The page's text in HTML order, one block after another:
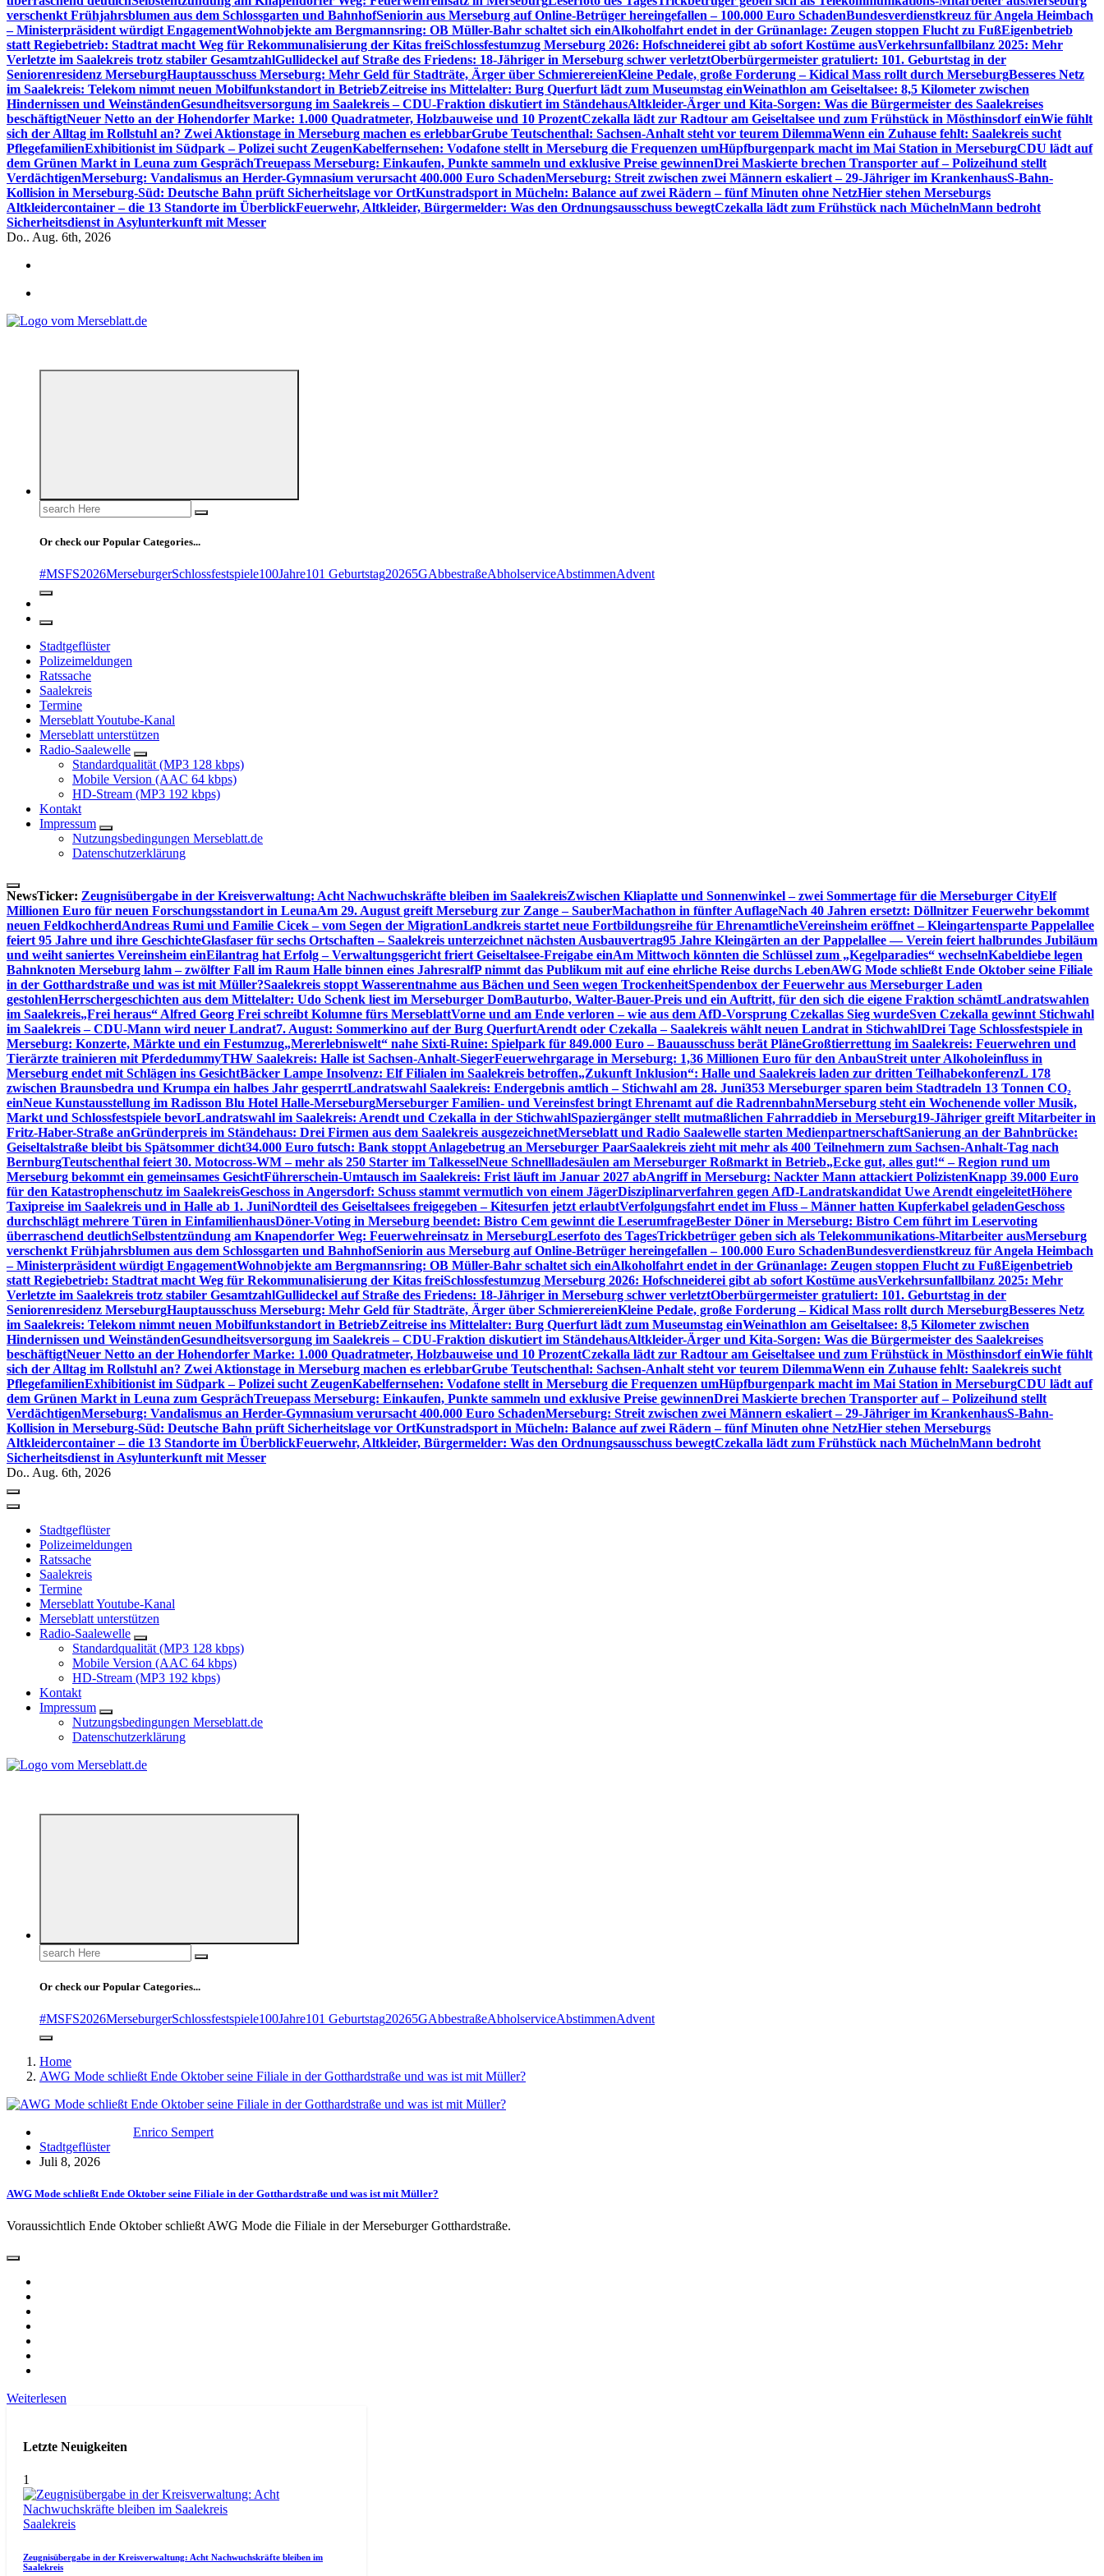
verschenkt Frühjahrsblumen aus dem Schlossgarten und BahnhofSeniorin aus Merseburg auf Online-Betrüger hereingefallen – 100.000 Euro SchadenBundesverdienstkreuz für Angela Heimbach
– Ministerpräsident würdigt EngagementWohnobjekte am Bergmannsring: OB Müller-Bahr schaltet sich einAlkoholfahrt endet in der Grünanlage: Zeugen stoppen Flucht zu FußEigenbetrieb
statt Regiebetrieb: Stadtrat macht Weg für Rekommunalisierung der Kitas freiSchlossfestumzug Merseburg 2026: Hofschneiderei gibt ab sofort Kostüme ausVerkehrsunfallbilanz 2025: Mehr
Verletzte im Saalekreis trotz stabiler GesamtzahlGullideckel auf Straße des Friedens: 18-Jähriger in Merseburg schwer verletztOberbürgermeister gratuliert: 101. Geburtstag in der
Seniorenresidenz MerseburgHauptausschuss Merseburg: Mehr Geld für Stadträte, Ärger über SchmierereienKleine Pedale, große Forderung – Kidical Mass rollt durch MerseburgBesseres Netz
im Saalekreis: Telekom nimmt neuen Mobilfunkstandort in BetriebZeitreise ins Mittelalter: Burg Querfurt lädt zum Museumstag einWeinathlon am Geiseltalsee: 8,5 Kilometer zwischen
Hindernissen und WeinständenGesundheitsversorgung im Saalekreis – CDU-Fraktion diskutiert im StändehausAltkleider-Ärger und Kita-Sorgen: Was die Bürgermeister des Saalekreises
beschäftigtNeuer Netto an der Hohendorfer Marke: 1.000 Quadratmeter, Holzbauweise und 10 ProzentCzekalla lädt zur Radtour am Geiseltalsee und zum Frühstück in Mösthinsdorf einWie fühlt
sich der Alltag im Rollstuhl an? Zwei Aktionstage in Merseburg machen es erlebbarGrube Teutschenthal: Sachsen-Anhalt steht vor teurem DilemmaWenn ein Zuhause fehlt: Saalekreis sucht
PflegefamilienExhibitionist im Südpark – Polizei sucht ZeugenKabelfernsehen: Vodafone stellt in Merseburg die Frequenzen umHüpfburgenpark macht im Mai Station in MerseburgCDU lädt auf
dem Grünen Markt in Leuna zum GesprächTreuepass Merseburg: Einkaufen, Punkte sammeln und exklusive Preise gewinnenDrei Maskierte brechen Transporter auf – Polizeihund stellt
VerdächtigenMerseburg: Vandalismus an Herder-Gymnasium verursacht 400.000 Euro SchadenMerseburg: Streit zwischen zwei Männern eskaliert – 29-Jähriger im KrankenhausS-Bahn-
Kollision in Merseburg-Süd: Deutsche Bahn prüft Sicherheitslage vor OrtKunstradsport in Mücheln: Balance auf zwei Rädern – fünf Minuten ohne NetzHier stehen Merseburgs
Altkleidercontainer – die 13 Standorte im ÜberblickFeuerwehr, Altkleider, Bürgermelder: Was den Ordnungsausschuss bewegtCzekalla lädt zum Frühstück nach MüchelnMann bedroht
Sicherheitsdienst in Asylunterkunft mit Messer
Do.. Aug. 6th, 2026
Search
for:
Or check our Popular Categories...
#MSFS2026MerseburgerSchlossfestspiele100Jahre101 Geburtstag20265GAbbestraßeAbholserviceAbstimmenAdvent
Stadtgeflüster
Polizeimeldungen
Ratssache
Saalekreis
Termine
Merseblatt Youtube-Kanal
Merseblatt unterstützen
Radio-Saalewelle
Standardqualität (MP3 128 kbps)
Mobile Version (AAC 64 kbps)
HD-Stream (MP3 192 kbps)
Kontakt
Impressum
Nutzungsbedingungen Merseblatt.de
Datenschutzerklärung
NewsTicker: Zeugnisübergabe in der Kreisverwaltung: Acht Nachwuchskräfte bleiben im SaalekreisZwischen Kliaplatte und Sonnenwinkel – zwei Sommertage für die Merseburger CityElf
Millionen Euro für neuen Forschungsstandort in LeunaAm 29. August greift Merseburg zur Zange – SauberMachathon in fünfter AuflageNach 40 Jahren ersetzt: Döllnitzer Feuerwehr bekommt
neuen FeldkochherdAndreas Rumi und Familie Cicek – vom Segen der MigrationLandkreis startet neue Fortbildungsreihe für EhrenamtlicheVereinsheim eröffnet – Kleingartensparte Pappelallee
feiert 95 Jahre und ihre GeschichteGlasfaser für sechs Ortschaften – Saalekreis unterzeichnet nächsten Ausbauvertrag95 Jahre Kleingärten an der Pappelallee — Verein feiert halbrundes Jubiläum
und weiht saniertes Vereinsheim einEilantrag hat Erfolg – Verwaltungsgericht friert Geiseltalsee-Freigabe einAm Mittwoch könnten die Schlüssel zum „Kegelparadies“ wechselnKabeldiebe legen
Bahnknoten Merseburg lahm – zwölfter Fall im Raum Halle binnen eines JahresralfP nimmt das Publikum mit auf eine ehrliche Reise durchs LebenAWG Mode schließt Ende Oktober seine Filiale
in der Gotthardstraße und was ist mit Müller?Saalekreis stoppt Wasserentnahme aus Bächen und Seen wegen TrockenheitSpendenbox der Feuerwehr aus Merseburger Laden
gestohlenHerrschergeschichten aus dem Mittelalter: Udo Schenk liest im Merseburger DomBauturbo, Walter-Bauer-Preis und ein Auftritt, für den sich die eigene Fraktion schämtLandratswahlen
im Saalekreis„Frei heraus“ Alfred Georg Frei schreibt Kolumne fürs MerseblattVorne und am Ende verloren – wie aus dem AfD-Vorsprung Czekallas Sieg wurdeSven Czekalla gewinnt Stichwahl
im Saalekreis – CDU-Mann wird neuer Landrat7. August: Sommerkino auf der Burg QuerfurtArendt oder Czekalla – Saalekreis wählt neuen Landrat in StichwahlDrei Tage Schlossfestspiele in
Merseburg: Konzerte, Märkte und ein Festumzug„Mererlebniswelt“ nahe Sixti-Ruine: Spielpark für 849.000 Euro – Bauausschuss berät PläneGroßtierrettung im Saalekreis: Feuerwehren und
Tierärzte trainieren mit PferdedummyTHW Saalekreis: Halle ist Sachsen-Anhalt-SiegerFeuerwehrgarage in Merseburg: 1,36 Millionen Euro für den AnbauStreit unter Alkoholeinfluss in
Merseburg endet mit Schlägen ins GesichtBäcker Lampe Insolvenz: Elf Filialen im Saalekreis betroffen„Zukunft Inklusion“: Halle und Saalekreis laden zur dritten TeilhabekonferenzL 178
zwischen Braunsbedra und Krumpa ein halbes Jahr gesperrtLandratswahl Saalekreis: Endergebnis amtlich – Stichwahl am 28. Juni353 Merseburger sparen beim Stadtradeln 13 Tonnen CO₂
einNeue Kunstausstellung im Radisson Blu Hotel Halle-MerseburgMerseburger Familien- und Vereinsfest bringt Ehrenamt auf die RadrennbahnMerseburg steht ein Wochenende voller Musik,
Markt und Schlossfestspiele bevorLandratswahl im Saalekreis: Arendt und Czekalla in der StichwahlSpaziergänger stellt mutmaßlichen Fahrraddieb in Merseburg19-Jähriger greift Mitarbeiter in
Fritz-Haber-Straße anGründerpreis im Ständehaus: Drei Firmen aus dem Saalekreis ausgezeichnetMerseblatt und Radio Saalewelle starten MedienpartnerschaftSanierung an der Bahnbrücke:
Geiseltalstraße bleibt bis Spätsommer dicht34.000 Euro futsch: Bank stoppt Anlagebetrug an Merseburger PaarSaalekreis zieht mit mehr als 400 Teilnehmern zum Sachsen-Anhalt-Tag nach
BernburgTeutschenthal feiert 30. Motocross-WM – mehr als 250 Starter im TalkesselNeue Schnellladesäulen am Merseburger Roßmarkt in Betrieb„Ecke gut, alles gut!“ – Region rund um
Merseburg bekommt ein gemeinsames GesichtFührerschein-Umtausch im Saalekreis: Frist läuft im Januar 2027 abAngriff in Merseburg: Nackter Mann attackiert PolizistenKnapp 39.000 Euro
für den Katastrophenschutz im SaalekreisGeschoss in Angersdorf: Schuss stammt vermutlich von einem JägerDisziplinarverfahren gegen AfD-Landratskandidat Uwe Arendt eingeleitetHöhere
Taxipreise im Saalekreis und in Halle ab 1. JuniNordteil des Geiseltalsees freigegeben – Kitesurfen jetzt erlaubtVerfolgungsfahrt endet im Fluss – Männer hatten Kupferkabel geladenGeschoss
durchschlägt mehrere Türen in EinfamilienhausDöner-Voting in Merseburg beendet: Bistro Cem gewinnt die LeserumfrageBester Döner in Merseburg: Bistro Cem führt im Leservoting
überraschend deutlichSelbstentzündung am Knapendorfer Weg: Feuerwehreinsatz in MerseburgLeserfoto des TagesTrickbetrüger geben sich als Telekommunikations-Mitarbeiter ausMerseburg
verschenkt Frühjahrsblumen aus dem Schlossgarten und BahnhofSeniorin aus Merseburg auf Online-Betrüger hereingefallen – 100.000 Euro SchadenBundesverdienstkreuz für Angela Heimbach
– Ministerpräsident würdigt EngagementWohnobjekte am Bergmannsring: OB Müller-Bahr schaltet sich einAlkoholfahrt endet in der Grünanlage: Zeugen stoppen Flucht zu FußEigenbetrieb
statt Regiebetrieb: Stadtrat macht Weg für Rekommunalisierung der Kitas freiSchlossfestumzug Merseburg 2026: Hofschneiderei gibt ab sofort Kostüme ausVerkehrsunfallbilanz 2025: Mehr
Verletzte im Saalekreis trotz stabiler GesamtzahlGullideckel auf Straße des Friedens: 18-Jähriger in Merseburg schwer verletztOberbürgermeister gratuliert: 101. Geburtstag in der
Seniorenresidenz MerseburgHauptausschuss Merseburg: Mehr Geld für Stadträte, Ärger über SchmierereienKleine Pedale, große Forderung – Kidical Mass rollt durch MerseburgBesseres Netz
im Saalekreis: Telekom nimmt neuen Mobilfunkstandort in BetriebZeitreise ins Mittelalter: Burg Querfurt lädt zum Museumstag einWeinathlon am Geiseltalsee: 8,5 Kilometer zwischen
Hindernissen und WeinständenGesundheitsversorgung im Saalekreis – CDU-Fraktion diskutiert im StändehausAltkleider-Ärger und Kita-Sorgen: Was die Bürgermeister des Saalekreises
beschäftigtNeuer Netto an der Hohendorfer Marke: 1.000 Quadratmeter, Holzbauweise und 10 ProzentCzekalla lädt zur Radtour am Geiseltalsee und zum Frühstück in Mösthinsdorf einWie fühlt
sich der Alltag im Rollstuhl an? Zwei Aktionstage in Merseburg machen es erlebbarGrube Teutschenthal: Sachsen-Anhalt steht vor teurem DilemmaWenn ein Zuhause fehlt: Saalekreis sucht
PflegefamilienExhibitionist im Südpark – Polizei sucht ZeugenKabelfernsehen: Vodafone stellt in Merseburg die Frequenzen umHüpfburgenpark macht im Mai Station in MerseburgCDU lädt auf
dem Grünen Markt in Leuna zum GesprächTreuepass Merseburg: Einkaufen, Punkte sammeln und exklusive Preise gewinnenDrei Maskierte brechen Transporter auf – Polizeihund stellt
VerdächtigenMerseburg: Vandalismus an Herder-Gymnasium verursacht 400.000 Euro SchadenMerseburg: Streit zwischen zwei Männern eskaliert – 29-Jähriger im KrankenhausS-Bahn-
Kollision in Merseburg-Süd: Deutsche Bahn prüft Sicherheitslage vor OrtKunstradsport in Mücheln: Balance auf zwei Rädern – fünf Minuten ohne NetzHier stehen Merseburgs
Altkleidercontainer – die 13 Standorte im ÜberblickFeuerwehr, Altkleider, Bürgermelder: Was den Ordnungsausschuss bewegtCzekalla lädt zum Frühstück nach MüchelnMann bedroht
Sicherheitsdienst in Asylunterkunft mit Messer
Do.. Aug. 6th, 2026
Stadtgeflüster
Polizeimeldungen
Ratssache
Saalekreis
Termine
Merseblatt Youtube-Kanal
Merseblatt unterstützen
Radio-Saalewelle
Standardqualität (MP3 128 kbps)
Mobile Version (AAC 64 kbps)
HD-Stream (MP3 192 kbps)
Kontakt
Impressum
Nutzungsbedingungen Merseblatt.de
Datenschutzerklärung
Search
for:
Or check our Popular Categories...
#MSFS2026MerseburgerSchlossfestspiele100Jahre101 Geburtstag20265GAbbestraßeAbholserviceAbstimmenAdvent
Home
AWG Mode schließt Ende Oktober seine Filiale in der Gotthardstraße und was ist mit Müller?
Enrico Sempert
Stadtgeflüster
Juli 8, 2026
AWG Mode schließt Ende Oktober seine Filiale in der Gotthardstraße und was ist mit Müller?
Voraussichtlich Ende Oktober schließt AWG Mode die Filiale in der Merseburger Gotthardstraße.
Weiterlesen
Letzte Neuigkeiten
1
Saalekreis
Zeugnisübergabe in der Kreisverwaltung: Acht Nachwuchskräfte bleiben im
Saalekreis